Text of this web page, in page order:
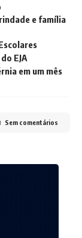
e família
EJA
em um mês
Sem comentários